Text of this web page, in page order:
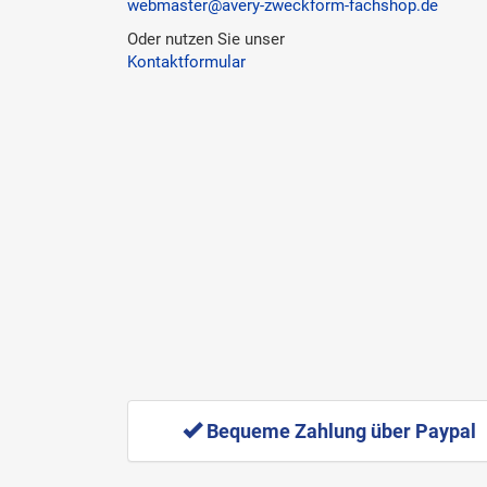
webmaster@avery-zweckform-fachshop.de
Oder nutzen Sie unser
Kontaktformular
Bequeme Zahlung über Paypal